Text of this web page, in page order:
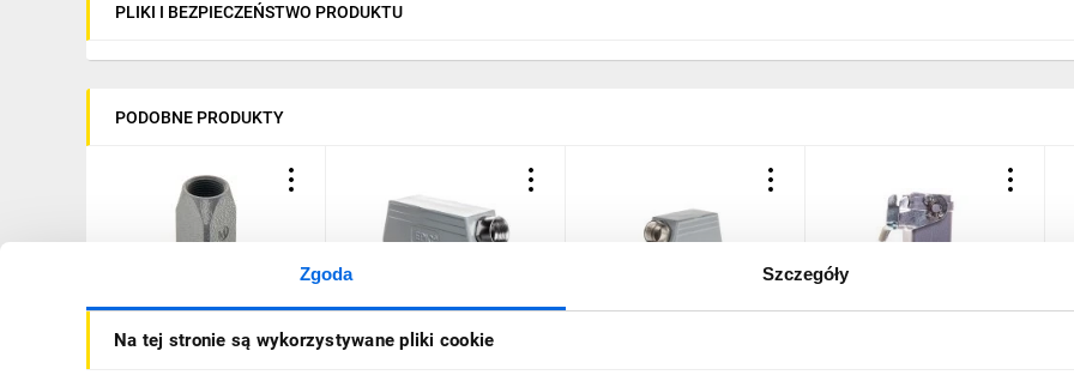
Zgoda Szczegóły
Na tej stronie są wykorzystywane pliki cookie
PLIKI I BEZPIECZEŃSTWO PRODUKTU
PODOBNE PRODUKTY
Obudowa wtyczki
metalowa prosta M20
Obudowa wtyczki kątowa
M25 IP65 EPIC H-B 24 TS